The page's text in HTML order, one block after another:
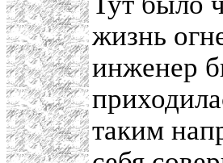
жизнь
инженер
таким